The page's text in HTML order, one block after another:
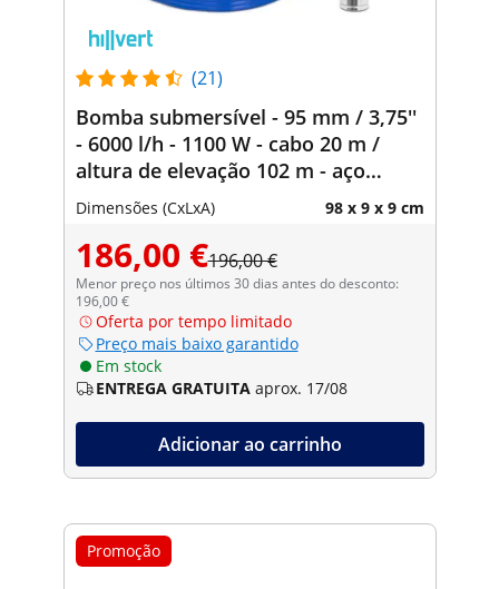
(21)
Bomba submersível - 95 mm / 3,75''
- 6000 l/h - 1100 W - cabo 20 m /
altura de elevação 102 m - aço
inoxidável
Dimensões (CxLxA) 98 x 9 x 9 cm
186,00 €196,00 €
Menor preço nos últimos 30 dias antes do desconto:
196,00 €
Oferta por tempo limitado
Preço mais baixo garantido
Em stock
ENTREGA GRATUITA aprox. 17/08
Adicionar ao carrinho
Promoção